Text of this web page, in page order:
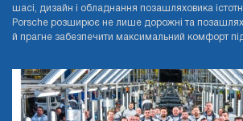
шасі, дизайн і обладнання позашляховика
Porsche розширює не лише дорожні та
й прагне забезпечити максимальний комфорт під